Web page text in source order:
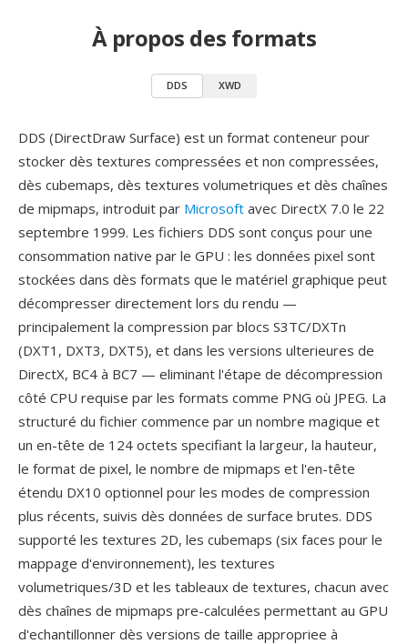
À propos des formats
DDS XWD
DDS (DirectDraw Surface) est un format conteneur pour
stocker dès textures compressées et non compressées,
dès cubemaps, dès textures volumetriques et dès chaînes
de mipmaps, introduit par Microsoft avec DirectX 7.0 le 22
septembre 1999. Les fichiers DDS sont conçus pour une
consommation native par le GPU : les données pixel sont
stockées dans dès formats que le matériel graphique peut
décompresser directement lors du rendu —
principalement la compression par blocs S3TC/DXTn
(DXT1, DXT3, DXT5), et dans les versions ulterieures de
DirectX, BC4 à BC7 — eliminant l'étape de décompression
côté CPU requise par les formats comme PNG où JPEG. La
structuré du fichier commence par un nombre magique et
un en-tête de 124 octets specifiant la largeur, la hauteur,
le format de pixel, le nombre de mipmaps et l'en-tête
étendu DX10 optionnel pour les modes de compression
plus récents, suivis dès données de surface brutes. DDS
supporté les textures 2D, les cubemaps (six faces pour le
mappage d'environnement), les textures
volumetriques/3D et les tableaux de textures, chacun avec
dès chaînes de mipmaps pre-calculées permettant au GPU
d'echantillonner dès versions de taille appropriee à